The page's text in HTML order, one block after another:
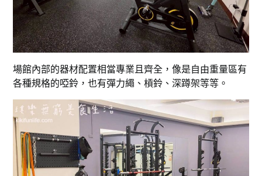
場館內部的器材配置相當專業且齊全，像是自由重量區有
各種規格的啞鈴，也有彈力繩、槓鈴、深蹲架等等。